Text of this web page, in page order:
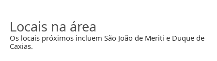
Locais na área
Os locais próximos incluem São João de Meriti e Duque de
Caxias.